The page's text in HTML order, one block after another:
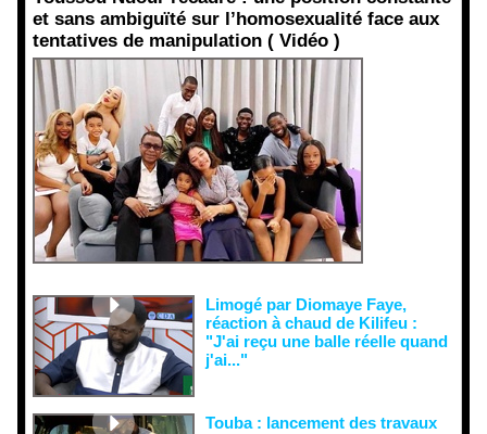
et sans ambiguïté sur l’homosexualité face aux
tentatives de manipulation ( Vidéo )
Limogé par Diomaye Faye,
réaction à chaud de Kilifeu :
"J'ai reçu une balle réelle quand
j'ai..."
Touba : lancement des travaux